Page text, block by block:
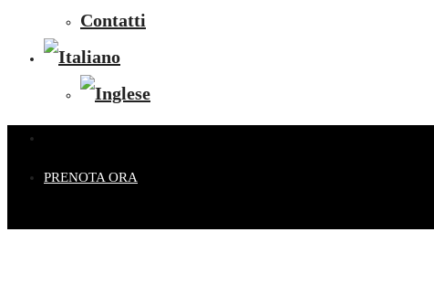
Contatti
PRENOTA ORA